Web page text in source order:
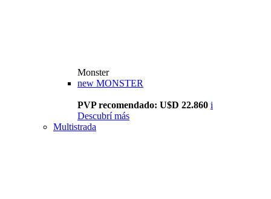
Monster
new MONSTER
PVP recomendado: U$D 22.860 i
Descubrí más
Multistrada